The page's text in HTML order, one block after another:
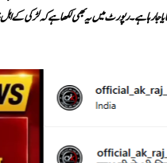
جا رہا ہے۔ رپورٹ میں یہ بھی لکھا ہے کہ لڑکی کے